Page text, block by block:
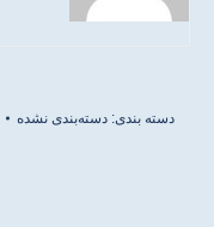
دسته بندی: دسته‌بندی نشده